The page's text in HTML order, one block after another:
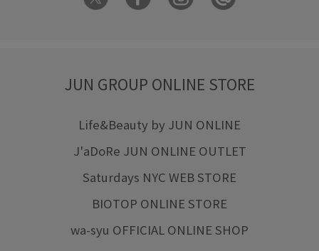
JUN GROUP ONLINE STORE
Life&Beauty by JUN ONLINE
J'aDoRe JUN ONLINE OUTLET
Saturdays NYC WEB STORE
BIOTOP ONLINE STORE
wa-syu OFFICIAL ONLINE SHOP